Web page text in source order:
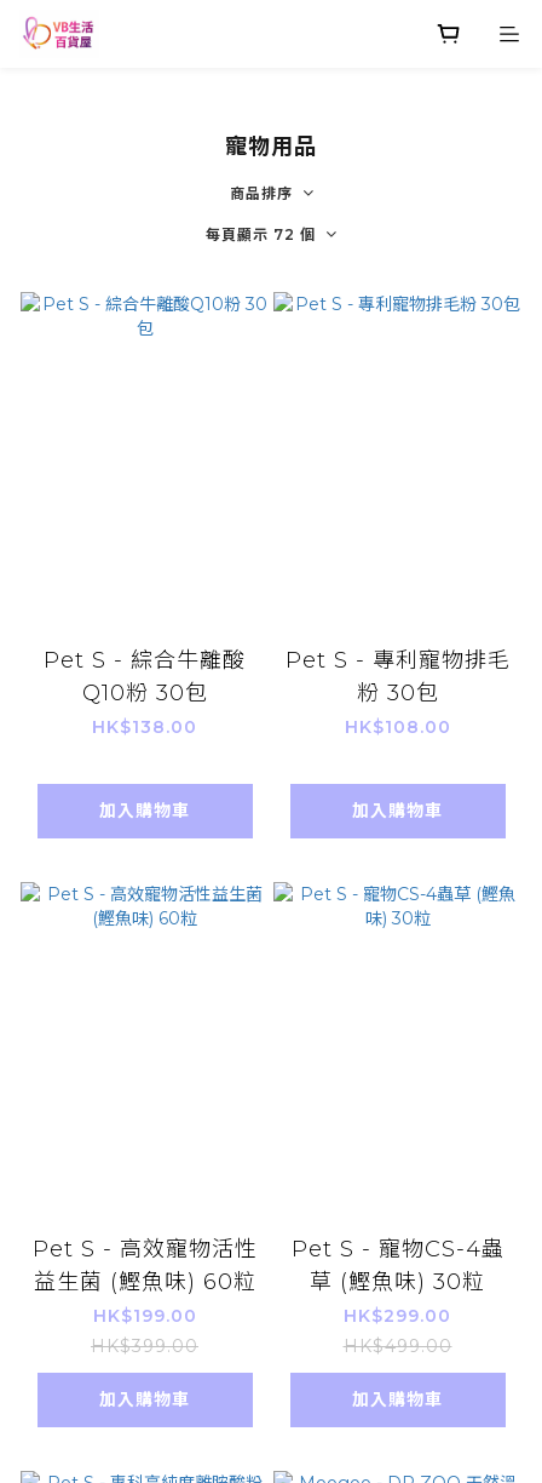
寵物用品
商品排序
每頁顯示 72 個
Pet S - 綜合牛離酸
Q10粉 30包
HK$138.00
加入購物車
Pet S - 專利寵物排毛
粉 30包
HK$108.00
加入購物車
Pet S - 高效寵物活性
益生菌 (鰹魚味) 60粒
HK$199.00
HK$399.00
加入購物車
Pet S - 寵物CS-4蟲
草 (鰹魚味) 30粒
HK$299.00
HK$499.00
加入購物車